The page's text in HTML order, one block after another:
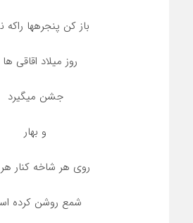
باز کن پنجرهها راکه
روز میلاد اقاقی ها
جشن میگیرد
و بهار
روی هر شاخه کنار
شمع روشن کرده